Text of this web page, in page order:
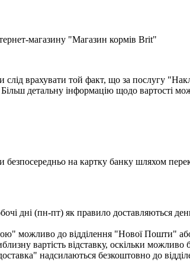
магазину "Магазин кормів Brit"
врахувати той факт, що за послугу
детальну інформацію щодо вартості
на картку банку шляхом
дні (пн-пт) як правило доставляються
можливо до відділення "Нової Пошти"
вартість відставку, оскільки можливо
надсилаються безкоштовно до